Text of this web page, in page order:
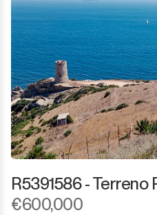
R5391586 - Terreno
€600,000